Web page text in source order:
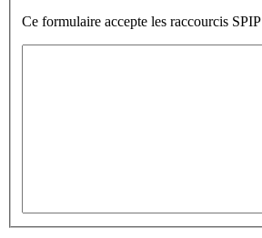
Ce formulaire accepte les raccourcis SPIP